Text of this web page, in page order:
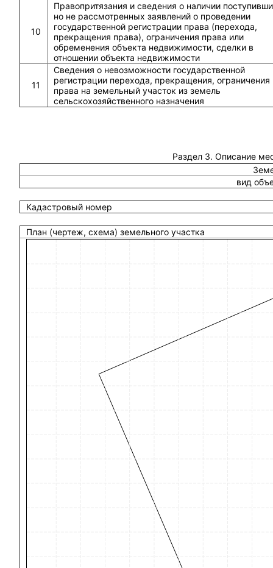
10
Правопритязания и сведения о наличии
но не рассмотренных заявлений о проведении
государственной регистрации права (перехода,
прекращения права), ограничения права или
обременения объекта недвижимости, сделки в
отношении объекта недвижимости
11
Сведения о невозможности государственной
регистрации перехода, прекращения, ограничения
права на земельный участок из земель
сельскохозяйственного назначения
Раздел 3. Описание
вид
Кадастровый номер
План (чертеж, схема) земельного участка